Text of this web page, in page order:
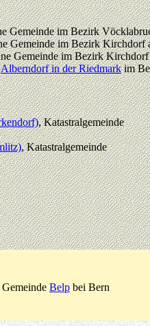
Gemeinde im Bezirk
Gemeinde im Bezirk Kirchdorf
Gemeinde im Bezirk
Alberndorf in der Riedmarkim
, Katastralgemeinde
, Katastralgemeinde
Belp bei Bern